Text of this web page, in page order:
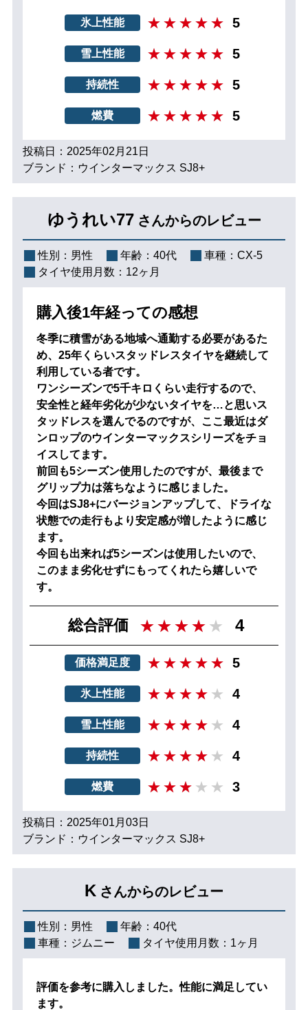
氷上性能 5
雪上性能 5
持続性 5
燃費 5
投稿日：2025年02月21日
ブランド：ウインターマックス SJ8+
ゆうれい77 さんからのレビュー
性別： 男性 年齢： 40代 車種： CX-5
タイヤ使用月数： 12ヶ月
購入後1年経っての感想
冬季に積雪がある地域へ通勤する必要があるた
め、25年くらいスタッドレスタイヤを継続して
利用している者です。
ワンシーズンで5千キロくらい走行するので、
安全性と経年劣化が少ないタイヤを…と思いス
タッドレスを選んでるのですが、ここ最近はダ
ンロップのウインターマックスシリーズをチョ
イスしてます。
前回も5シーズン使用したのですが、最後まで
グリップ力は落ちなように感じました。
今回はSJ8+にバージョンアップして、ドライな
状態での走行もより安定感が増したように感じ
ます。
今回も出来れば5シーズンは使用したいので、
このまま劣化せずにもってくれたら嬉しいで
す。
総合評価 4
価格満足度 5
氷上性能 4
雪上性能 4
持続性 4
燃費 3
投稿日：2025年01月03日
ブランド：ウインターマックス SJ8+
K さんからのレビュー
性別： 男性 年齢： 40代
車種： ジムニー タイヤ使用月数： 1ヶ月
評価を参考に購入しました。性能に満足してい
ます。